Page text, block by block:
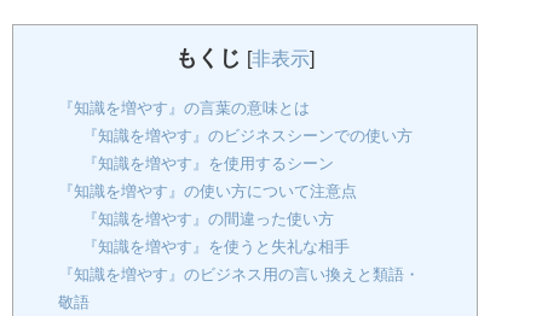
もくじ [非表示]
『知識を増やす』の言葉の意味とは
『知識を増やす』のビジネスシーンでの使い方
『知識を増やす』を使用するシーン
『知識を増やす』の使い方について注意点
『知識を増やす』の間違った使い方
『知識を増やす』を使うと失礼な相手
『知識を増やす』のビジネス用の言い換えと類語・
敬語